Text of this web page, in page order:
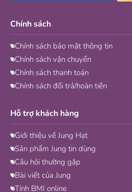
Chính sách
Chính sách bảo mật thông tin
Chính sách vận chuyển
Chính sách thanh toán
Chính sách đổi trả/hoàn tiền
Hỗ trợ khách hàng
Giới thiệu về Jung Hạt
Sản phẩm Jung tin dùng
Câu hỏi thường gặp
Bài viết của Jung
Tính BMI online